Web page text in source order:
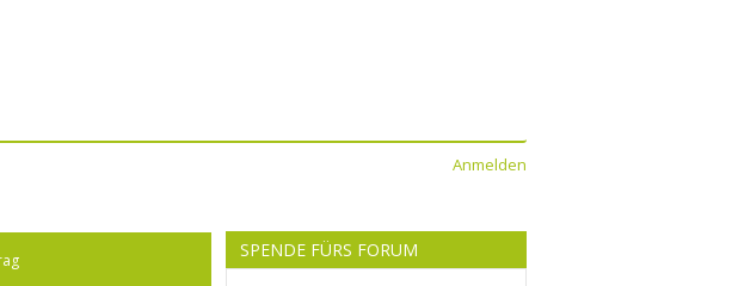
Anmelden
SPENDE FÜRS FORUM